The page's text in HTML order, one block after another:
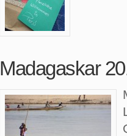
Madagaskar